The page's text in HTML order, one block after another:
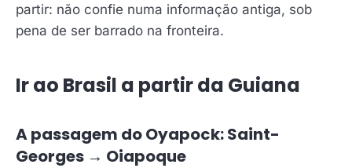
partir: não confie numa informação antiga, sob
pena de ser barrado na fronteira.
Ir ao Brasil a partir da Guiana
A passagem do Oyapock: Saint-
Georges → Oiapoque